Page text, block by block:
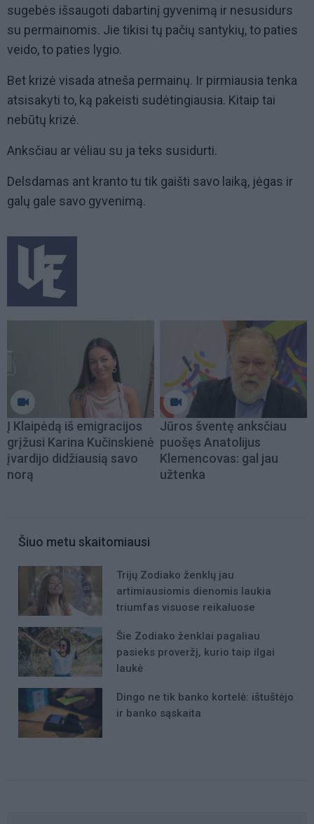
sugebės išsaugoti dabartinį gyvenimą ir nesusidurs
su permainomis. Jie tikisi tų pačių santykių, to paties
veido, to paties lygio.
Bet krizė visada atneša permainų. Ir pirmiausia tenka
atsisakyti to, ką pakeisti sudėtingiausia. Kitaip tai
nebūtų krizė.
Anksčiau ar vėliau su ja teks susidurti.
Delsdamas ant kranto tu tik gaišti savo laiką, jėgas ir
galų gale savo gyvenimą.
Į Klaipėdą iš emigracijos
grįžusi Karina Kučinskienė
įvardijo didžiausią savo
norą
Jūros šventę anksčiau
puošęs Anatolijus
Klemencovas: gal jau
užtenka
Šiuo metu skaitomiausi
Trijų Zodiako ženklų jau
artimiausiomis dienomis laukia
triumfas visuose reikaluose
Šie Zodiako ženklai pagaliau
pasieks proveržį, kurio taip ilgai
laukė
Dingo ne tik banko kortelė: ištuštėjo
ir banko sąskaita